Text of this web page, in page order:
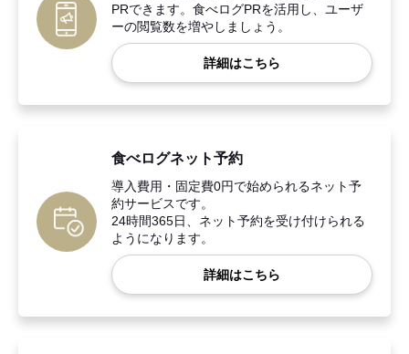
PRできます。食べログPRを活用し、ユーザ
ーの閲覧数を増やしましょう。
詳細はこちら
食べログネット予約
導入費用・固定費0円で始められるネット予
約サービスです。
24時間365日、ネット予約を受け付けられる
ようになります。
詳細はこちら